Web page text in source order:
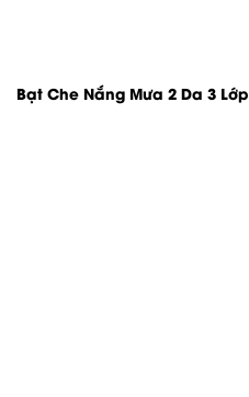
Bạt Che Nắng Mưa 2 Da 3